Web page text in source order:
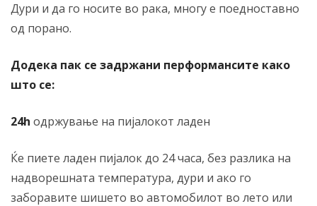
Дури и да го носите во рака, многу е поедноставно
од порано.
Додека пак се задржани перформансите како
што се:
24h одржување на пијалокот ладен
Ќе пиете ладен пијалок до 24 часа, без разлика на
надворешната температура, дури и ако го
заборавите шишето во автомобилот во лето или